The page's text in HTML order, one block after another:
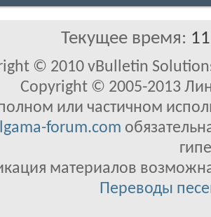
Текущее время:
© 2010 vBulletin
Copyright © 2005-2013
или частичном
forum.com
материалов
Переводы